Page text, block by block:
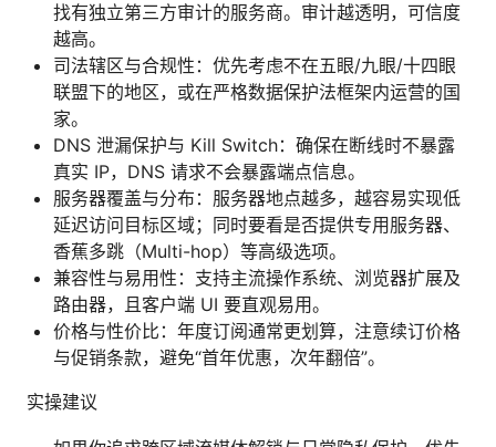
找有独立第三方审计的服务商。审计越透明，可信度
越高。
司法辖区与合规性：优先考虑不在五眼/九眼/十四眼
联盟下的地区，或在严格数据保护法框架内运营的国
家。
DNS 泄漏保护与 Kill Switch：确保在断线时不暴露
真实 IP，DNS 请求不会暴露端点信息。
服务器覆盖与分布：服务器地点越多，越容易实现低
延迟访问目标区域；同时要看是否提供专用服务器、
香蕉多跳（Multi-hop）等高级选项。
兼容性与易用性：支持主流操作系统、浏览器扩展及
路由器，且客户端 UI 要直观易用。
价格与性价比：年度订阅通常更划算，注意续订价格
与促销条款，避免“首年优惠，次年翻倍”。
实操建议